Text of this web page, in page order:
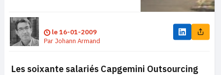
le16-01-2009
Par Johann Armand
Les soixante salariés Capgemini Outsourcing